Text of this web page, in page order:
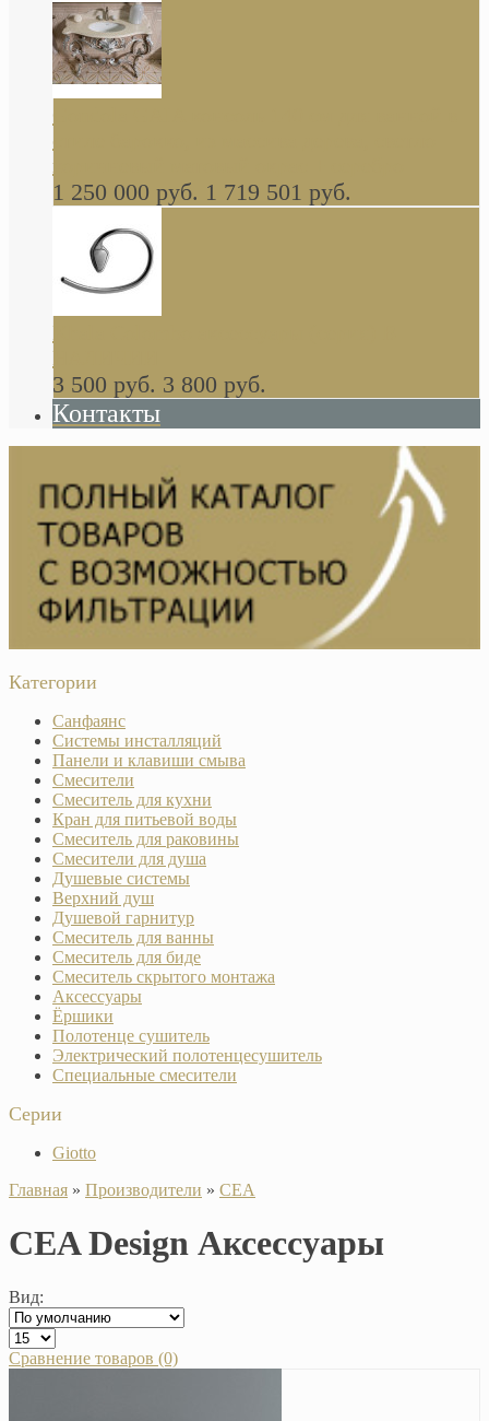
стиле барокко, из массива дерева, светло
коричневый матовый окрас + серебро
1 250 000 руб. 1 719 501 руб.
Khala Colombo аксессуары (серия) В
НАЛИЧИИ
3 500 руб. 3 800 руб.
Контакты
Категории
Санфаянс
Системы инсталляций
Панели и клавиши смыва
Смесители
Смеситель для кухни
Кран для питьевой воды
Смеситель для раковины
Смесители для душа
Душевые системы
Верхний душ
Душевой гарнитур
Смеситель для ванны
Смеситель для биде
Смеситель скрытого монтажа
Аксессуары
Ёршики
Полотенце сушитель
Электрический полотенцесушитель
Специальные смесители
Серии
Giotto
Главная » Производители » CEA
CEA Design Аксессуары
Вид:
Сравнение товаров (0)